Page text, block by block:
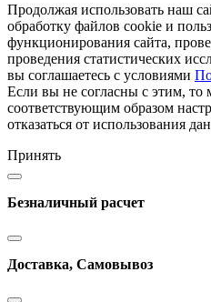
Продолжая использовать наш
обработку файлов cookie и
функционирования сайта,
проведения статистических
вы соглашаетесь с условиями
Если вы не согласны с этим, то
соответствующим образом
отказаться от использования
Принять
Безналичный расчет
Доставка, Самовывоз